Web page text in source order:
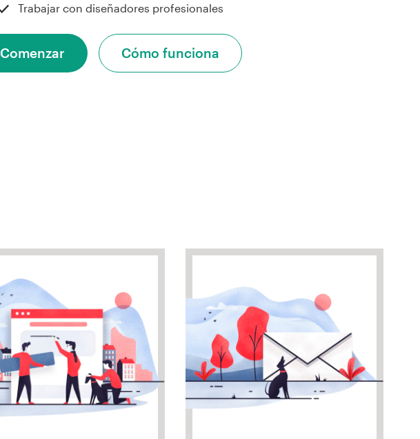
Trabajar con diseñadores profesionales
Comenzar Cómo funciona